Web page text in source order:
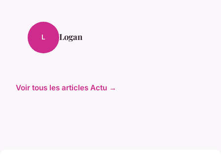
L Logan
Voir tous les articles Actu →